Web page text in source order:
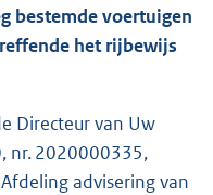
bestemde voertuigen
het rijbewijs
Directeur van Uw
nr. 2020000335,
advisering van